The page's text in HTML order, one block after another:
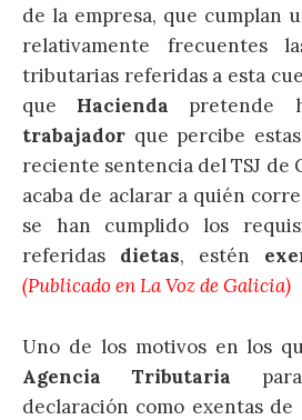
de la empresa, que cumplan
relativamente frecuentes
tributarias referidas a esta
que Hacienda pretende
trabajador que percibe
reciente sentencia del TSJ de
acaba de aclarar a quién
se han cumplido los
referidas dietas, estén
(Publicado en La Voz de Galicia)
Uno de los motivos en los
Agencia Tributaria
declaración como exentas de